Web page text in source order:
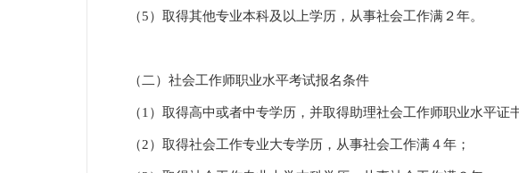
（5）取得其他专业本科及以上学历，从事社会工作满２年。
（二）社会工作师职业水平考试报名条件
（1）取得高中或者中专学历，并取得助理社会工作师职业水平证
（2）取得社会工作专业大专学历，从事社会工作满４年；